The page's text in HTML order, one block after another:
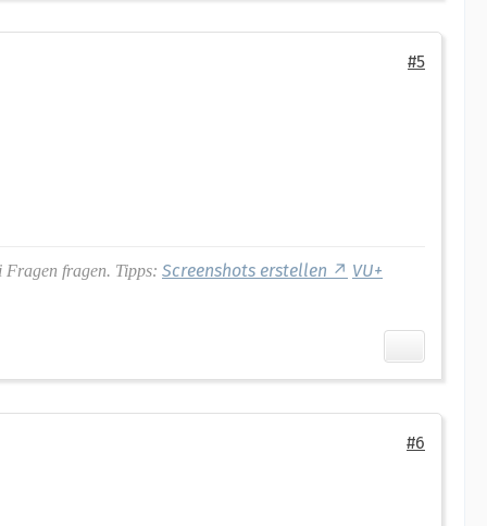
#5
Fragen fragen. Tipps: Screenshots erstellen VU+
#6